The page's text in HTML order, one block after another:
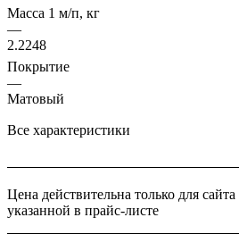
Масса 1 м/п, кг
—
2.2248
Покрытие
—
Матовый
Все характеристики
Цена действительна только для
указанной в прайс-листе